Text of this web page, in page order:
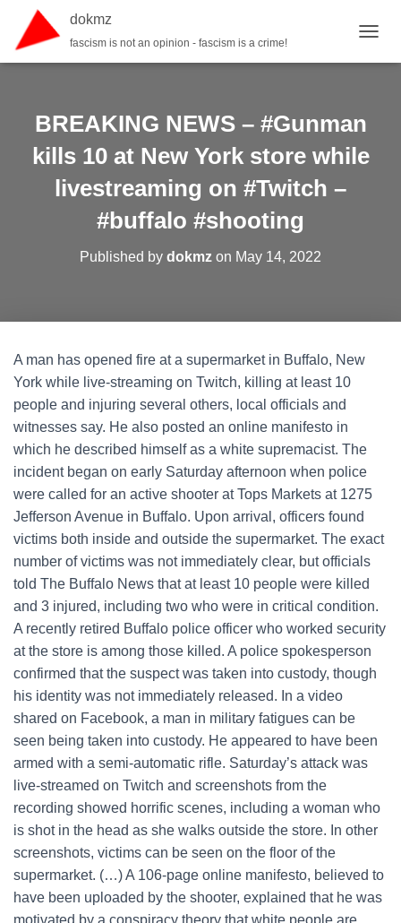
dokmz
fascism is not an opinion - fascism is a crime!
BREAKING NEWS – #Gunman
kills 10 at New York store while
livestreaming on #Twitch –
#buffalo #shooting
Published by dokmz on May 14, 2022
A man has opened fire at a supermarket in Buffalo, New
York while live-streaming on Twitch, killing at least 10
people and injuring several others, local officials and
witnesses say. He also posted an online manifesto in
which he described himself as a white supremacist. The
incident began on early Saturday afternoon when police
were called for an active shooter at Tops Markets at 1275
Jefferson Avenue in Buffalo. Upon arrival, officers found
victims both inside and outside the supermarket. The exact
number of victims was not immediately clear, but officials
told The Buffalo News that at least 10 people were killed
and 3 injured, including two who were in critical condition.
A recently retired Buffalo police officer who worked security
at the store is among those killed. A police spokesperson
confirmed that the suspect was taken into custody, though
his identity was not immediately released. In a video
shared on Facebook, a man in military fatigues can be
seen being taken into custody. He appeared to have been
armed with a semi-automatic rifle. Saturday’s attack was
live-streamed on Twitch and screenshots from the
recording showed horrific scenes, including a woman who
is shot in the head as she walks outside the store. In other
screenshots, victims can be seen on the floor of the
supermarket. (…) A 106-page online manifesto, believed to
have been uploaded by the shooter, explained that he was
motivated by a conspiracy theory that white people are